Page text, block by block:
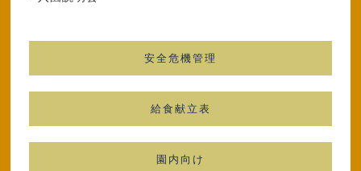
安全危機管理
給食献立表
園内向け